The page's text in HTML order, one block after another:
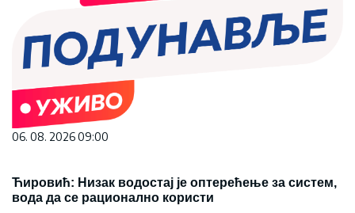
06. 08. 2026 09:00
Ћировић: Низак водостај је оптерећење за систем,
вода да се рационално користи